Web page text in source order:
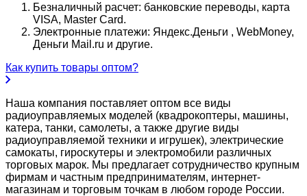
Безналичный расчет: банковские переводы, карта
VISA, Master Card.
Электронные платежи: Яндекс.Деньги , WebMoney,
Деньги Mail.ru и другие.
Как купить товары оптом?
Наша компания поставляет оптом все виды
радиоуправляемых моделей (квадрокоптеры, машины,
катера, танки, самолеты, а также другие виды
радиоуправляемой техники и игрушек), электрические
самокаты, гироскутеры и электромобили различных
торговых марок. Мы предлагает сотрудничество крупным
фирмам и частным предпринимателям, интернет-
магазинам и торговым точкам в любом городе России.